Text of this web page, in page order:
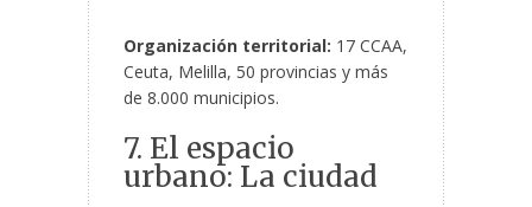
Organización territorial: 17 CCAA,
Ceuta, Melilla, 50 provincias y más
de 8.000 municipios.
7. El espacio
urbano: La ciudad